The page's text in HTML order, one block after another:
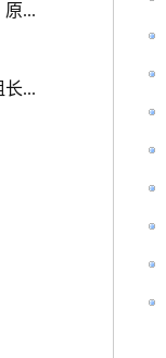
...
长...